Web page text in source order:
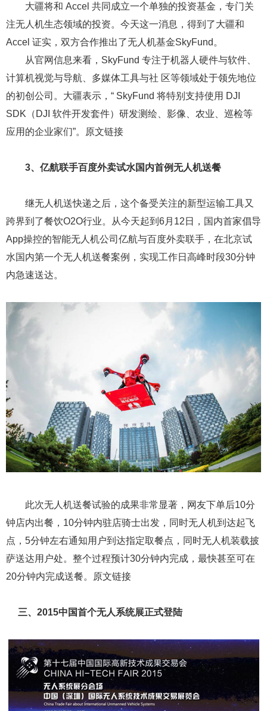
大疆将和 Accel 共同成立一个单独的投资基金，专门关
注无人机生态领域的投资。今天这一消息，得到了大疆和
Accel 证实，双方合作推出了无人机基金SkyFund。
从官网信息来看，SkyFund 专注于机器人硬件与软件、
计算机视觉与导航、多媒体工具与社 区等领域处于领先地位
的初创公司。大疆表示，“ SkyFund 将特别支持使用 DJI
SDK（DJI 软件开发套件）研发测绘、影像、农业、巡检等
应用的企业家们”。原文链接
3、亿航联手百度外卖试水国内首例无人机送餐
继无人机送快递之后，这个备受关注的新型运输工具又
跨界到了餐饮O2O行业。从今天起到6月12日，国内首家倡导
App操控的智能无人机公司亿航与百度外卖联手，在北京试
水国内第一个无人机送餐案例，实现工作日高峰时段30分钟
内急速送达。
此次无人机送餐试验的成果非常显著，网友下单后10分
钟店内出餐，10分钟内驻店骑士出发，同时无人机到达起飞
点，5分钟左右通知用户到达指定取餐点，同时无人机装载披
萨送达用户处。整个过程预计30分钟内完成，最快甚至可在
20分钟内完成送餐。原文链接
三、2015中国首个无人系统展正式登陆